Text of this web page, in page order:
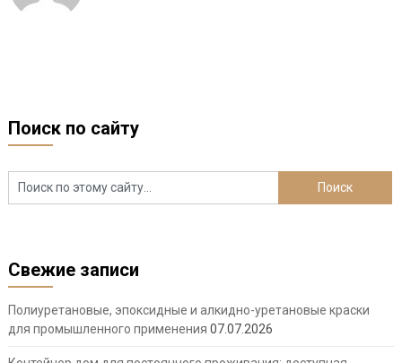
Поиск по сайту
Свежие записи
Полиуретановые, эпоксидные и алкидно-уретановые краски
для промышленного применения 07.07.2026